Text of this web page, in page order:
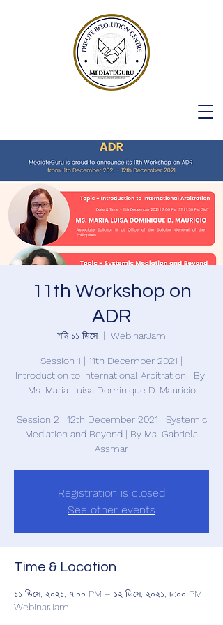
11th Workshop on
ADR
শনি ১১ ডিসে
  |
WebinarJam
Session 1 | 11th December 2021 |
Introduction to International Arbitration | By
Ms. Maria Luisa Dominique D. Mauricio
Session 2 | 12th December 2021 | Systemic
Mediation and Beyond | By Ms. Gabriela
Assmar
Registration is closed
See other events
Time & Location
১১ ডিসে, ২০২১, ৭:০০ PM – ১২ ডিসে, ২০২১, ৮:০০ PM
WebinarJam